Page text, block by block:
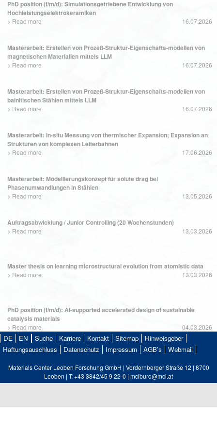
PhD position (f/m/d): Simulationsgetriebene Entwicklung von
Hochleistungselektrokeramiken
> Read more 16.07.2026
Masterarbeit: Erstellen von Prozeß-Struktur-Eigenschafts-modellen von
magnetischen Materialien mittels LLM
> Read more 16.07.2026
Masterarbeit: Erstellen von Prozeß-Struktur-Eigenschafts-modellen von
bainitischen Stählen mittels LLM
> Read more 16.07.2026
Masterarbeit: In-situ Messung von thermischer Expansion; Expansion an
Strukturen von komplexen Leiterbahnen
> Read more 17.06.2026
Masterarbeit: Modellierungskonzept für solute drag bei
Phasenumwandlungen in Stählen
> Read more 13.05.2026
Auftragsabwicklung / Junior Controlling (20 Wochenstunden)
> Read more 13.03.2026
Master thesis on learning microstructural evolution from atomistic data
> Read more 13.03.2026
PhD position (f/m/d): AI-supported accelerated design of sustainable
catalysis materials
> Read more 04.03.2026
DE EN Suche Karriere Kontakt Sitemap
Hinweisgeber
Haftungsauschluss
Datenschutz Impressum AGB's Webmail
Materials Center Leoben Forschung GmbH | Vordernberger Straße 12 | 8700
Leoben | T: +43 3842/45 9 22-0 | mclburo@mcl.at